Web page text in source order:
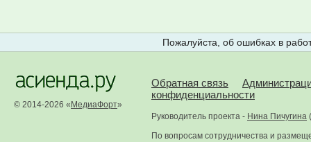
Пожалуйста, об ошибках в
© 2014-2026 « МедиаФорт»
Обратная связь
конфиденциальности
Руководитель проекта - Нина Пичугина (
По вопросам сотрудничества и